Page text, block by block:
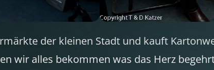
der kleinen Stadt und kauft
wir alles bekommen was das Herz